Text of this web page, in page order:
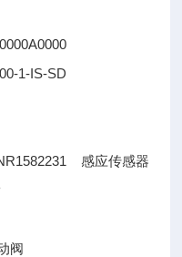
1-IS-SD
感应传感器
阀